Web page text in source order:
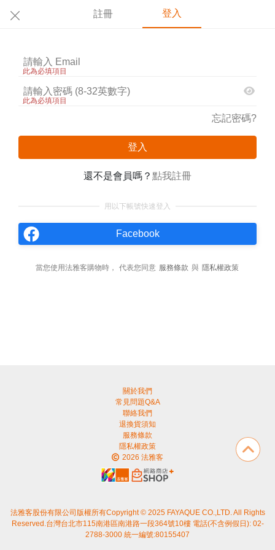
註冊 登入
此為必填項目
此為必填項目
忘記密碼?
登入
還不是會員嗎？ 點我註冊
用以下帳號快速登入
Facebook
當您使用法雅客購物時， 代表您同意 服務條款 與 隱私權政策
關於我們
常見問題Q&A
聯絡我們
退換貨須知
服務條款
隱私權政策
2026 法雅客
法雅客股份有限公司版權所有Copyright © 2025 FAYAQUE CO.,LTD. All Rights
Reserved.台灣台北市115南港區南港路一段364號10樓 電話(不含例假日): 02-
2788-3000 統一編號:80155407